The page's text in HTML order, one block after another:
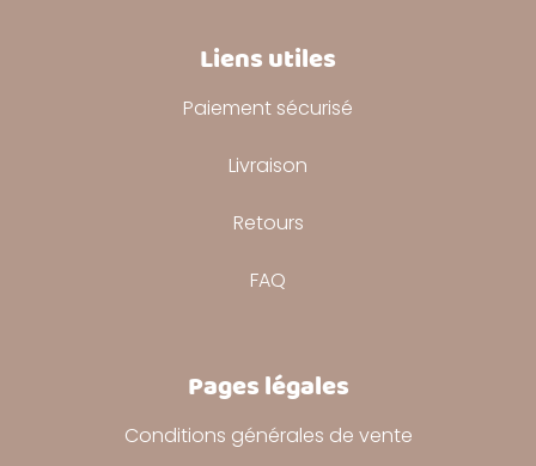
Liens utiles
Paiement sécurisé
Livraison
Retours
FAQ
Pages légales
Conditions générales de vente